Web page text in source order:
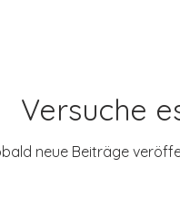
Versuche
neue Beiträge